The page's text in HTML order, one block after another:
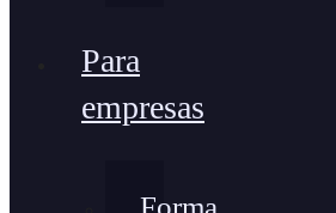
Para
empresas
Forma